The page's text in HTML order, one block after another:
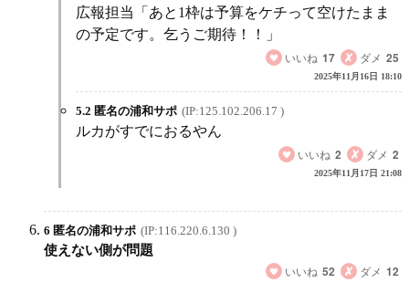
広報担当「あと1枠は予算をケチって空けたまま
の予定です。乞うご期待！！」
いいね 17 ダメ 25
2025年11月16日 18:10
5.2 匿名の浦和サポ (IP:125.102.206.17 )
ルカがすでにおるやん
いいね 2 ダメ 2
2025年11月17日 21:08
6 匿名の浦和サポ (IP:116.220.6.130 )
使えない側が問題
いいね 52 ダメ 12